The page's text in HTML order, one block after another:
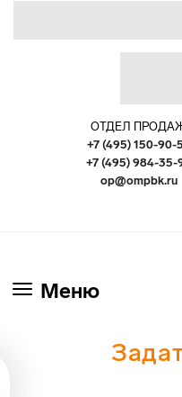
ОТДЕЛ
+7 (495) 150-90-
+7 (495) 984-35-
op@ompbk.ru
Меню